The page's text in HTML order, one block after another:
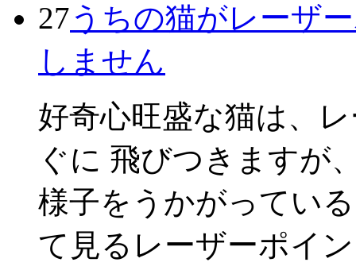
27うちの猫がレーザ
しません
好奇心旺盛な猫は、
ぐに 飛びつきますが
様子をうかがってい
て見るレーザーポイ